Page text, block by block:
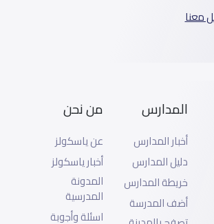
معنا
المدارس
أخبار المدارس
دليل المدارس
خريطة المدارس
أضف المدرسة
من نحن
عن ياسكولز
أخبار ياسكولز
المدونة
المدرسية
اسئلة وأجوبة